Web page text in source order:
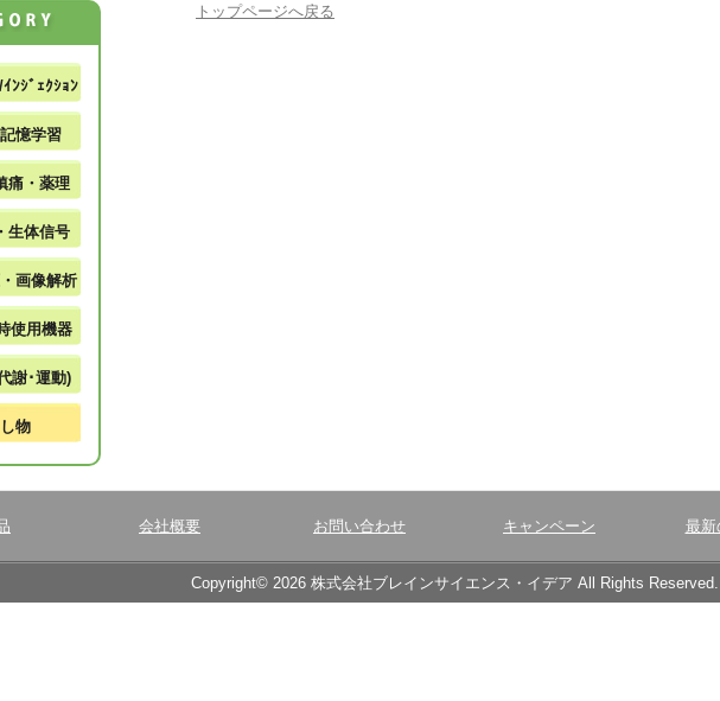
トップページへ戻る
ﾝｼﾞｪｸｼｮﾝ
憶学習
痛・薬理
生体信号
画像解析
使用機器
謝･運動)
物
会社概要 お問い合わせ キャンペーン 最新
Copyright© 2026 株式会社ブレインサイエンス・イデア All Rights Reserved.